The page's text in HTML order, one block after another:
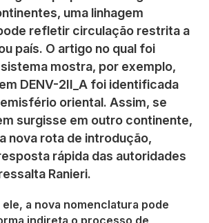
uma linhagem
refletir circulação restrita a
país. O artigo no qual foi
mostra, por exemplo,
DENV-2II_A foi identificada
oriental. Assim, se
surgisse em outro continente,
nova rota de introdução,
rápida das autoridades
Ranieri.
a nova nomenclatura pode